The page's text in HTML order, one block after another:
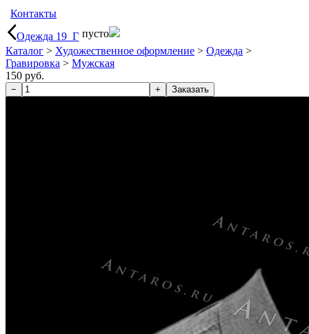
Контакты
Одежда 19_Г пусто
Каталог > Художественное оформление > Одежда >
Гравировка > Мужская
150 руб.